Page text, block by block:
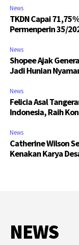
News
TKDN Capai
Permenperin 35/
News
Shopee Ajak
Jadi Hunian
News
Felicia Asal
Indonesia, Raih
News
Catherine Wilson
Kenakan Karya
NEWS